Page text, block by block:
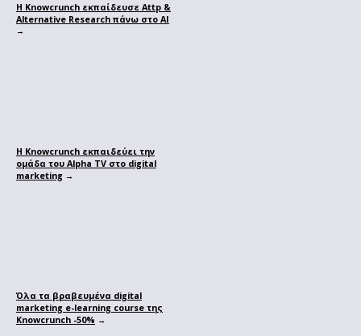
Η Knowcrunch εκπαίδευσε Attp &
Alternative Research πάνω στο ΑΙ
→
Η Knowcrunch εκπαιδεύει την
ομάδα του Alpha TV στο digital
marketing →
Όλα τα βραβευμένα digital
marketing e-learning course της
Knowcrunch -50% →